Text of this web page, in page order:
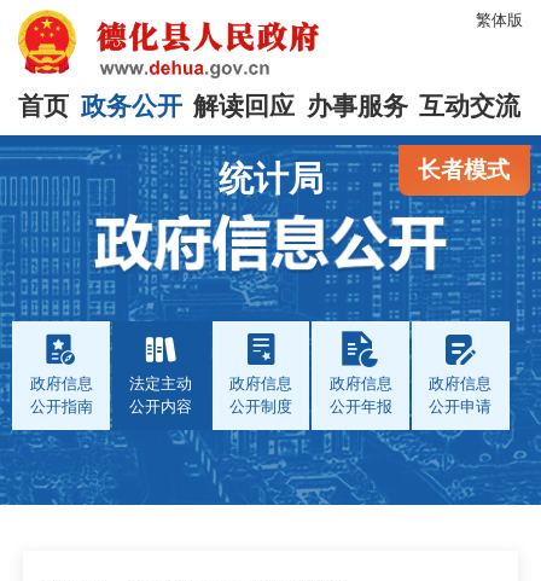
繁体版
首页 政务公开 解读回应 办事服务 互动交流
长者模式
统计局
政府信息
公开指南
法定主动
公开内容
政府信息
公开制度
政府信息
公开年报
政府信息
公开申请